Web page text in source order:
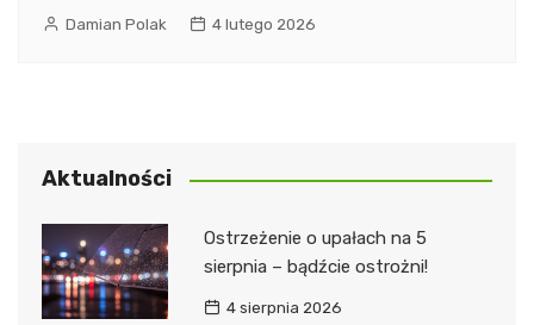
Damian Polak 4 lutego 2026
Aktualności
Ostrzeżenie o upałach na 5
sierpnia – bądźcie ostrożni!
4 sierpnia 2026